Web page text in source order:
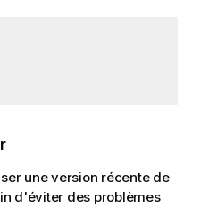
une version récente de
d'éviter des problèmes